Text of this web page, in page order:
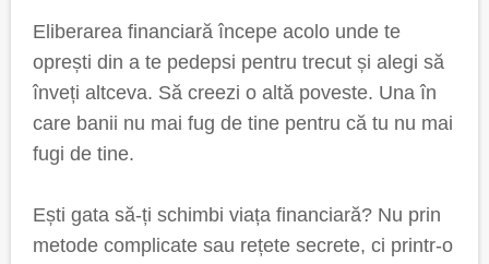
Eliberarea financiară începe acolo unde te
oprești din a te pedepsi pentru trecut și alegi să
înveți altceva. Să creezi o altă poveste. Una în
care banii nu mai fug de tine pentru că tu nu mai
fugi de tine.
Ești gata să-ți schimbi viața financiară? Nu prin
metode complicate sau rețete secrete, ci printr-o